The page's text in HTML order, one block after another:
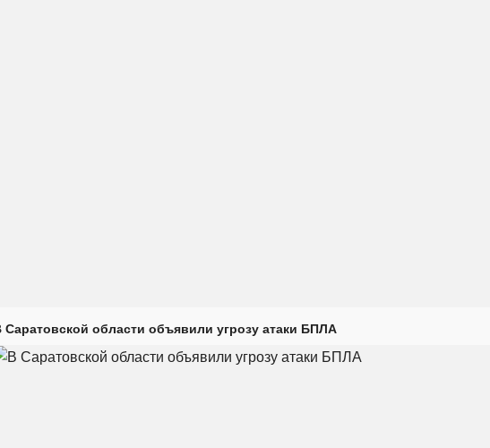
Саратовской области объявили угрозу атаки БПЛА